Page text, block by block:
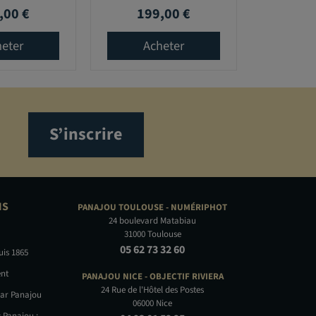
€ Prix
199,00 €
Acheter
S’inscrire
1865
Panajou
PANAJOU TOULOUSE - NUMÉRIPHOT
24 boulevard Matabiau
31000 Toulouse
05 62 73 32 60
PANAJOU NICE -OBJECTIF RIVIERA
24 Rue de l'Hôtel des Postes
06000 Nice